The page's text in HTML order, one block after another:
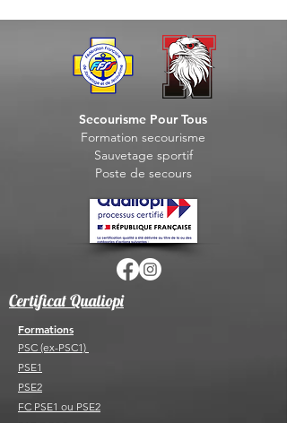
Secourisme Pour Tous
Formation secourisme
Sauvetage sportif
Poste de secours
Certificat Qualiopi
Formations
PSC (ex-PSC1)
PSE1
PSE2
FC PSE1 ou PSE2